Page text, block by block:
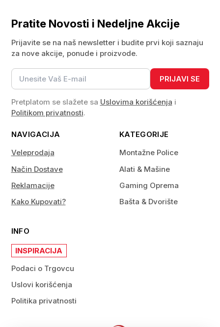
Pratite Novosti i Nedeljne Akcije
Prijavite se na naš newsletter i budite prvi koji saznaju
za nove akcije, ponude i proizvode.
PRIJAVI SE
Pretplatom se slažete sa Uslovima korišćenja i
Politikom privatnosti.
NAVIGACIJA
Veleprodaja
Način Dostave
Reklamacije
Kako Kupovati?
KATEGORIJE
Montažne Police
Alati & Mašine
Gaming Oprema
Bašta & Dvorište
INFO
INSPIRACIJA
Podaci o Trgovcu
Uslovi korišćenja
Politika privatnosti